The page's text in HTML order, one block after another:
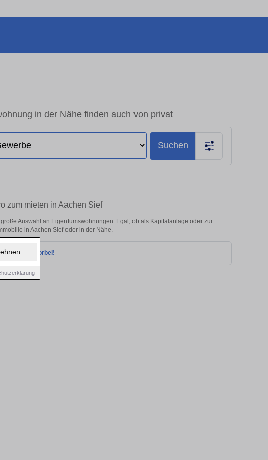
in der Nähe finden auch von privat
Suchen
zum mieten in Aachen Sief
Auswahl an Eigentumswohnungen. Egal, ob als Kapitalanlage oder zur
in Aachen Sief oder in der Nähe.
wieder vorbei!